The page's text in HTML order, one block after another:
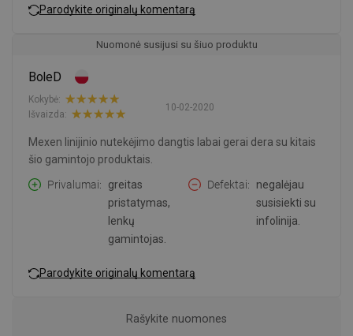
Parodykite originalų komentarą
Nuomonė susijusi su šiuo produktu
BoleD
10-02-2020
Kokybė:
Išvaizda:
Mexen linijinio nutekėjimo dangtis labai gerai dera su kitais
šio gamintojo produktais.
Privalumai
greitas
pristatymas,
lenkų
gamintojas.
Defektai
negalėjau
susisiekti su
infolinija.
Parodykite originalų komentarą
Rašykite nuomones